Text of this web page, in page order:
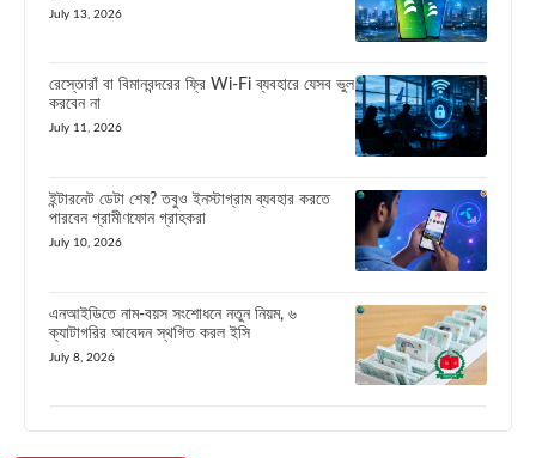
July 13, 2026
রেস্তোরাঁ বা বিমানবন্দরের ফ্রি Wi-Fi ব্যবহারে যেসব ভুল
করবেন না
July 11, 2026
ইন্টারনেট ডেটা শেষ? তবুও ইনস্টাগ্রাম ব্যবহার করতে
পারবেন গ্রামীণফোন গ্রাহকরা
July 10, 2026
এনআইডিতে নাম-বয়স সংশোধনে নতুন নিয়ম, ৬
ক্যাটাগরির আবেদন স্থগিত করল ইসি
July 8, 2026